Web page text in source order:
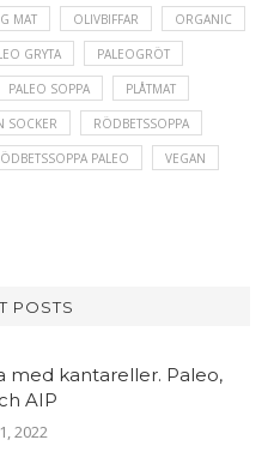
MAT OLIVBIFFAR ORGANIC
GRYTA PALEOGRÖT
PALEO SOPPA PLÅTMAT
SOCKER RÖDBETSSOPPA
PALEO VEGAN
POSTS
med kantareller. Paleo,
AIP
2022